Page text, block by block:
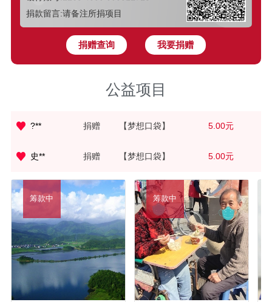
捐款留言:请备注所捐项目
捐赠查询 我要捐赠
公益项目
爱心网友 捐赠 【代理爸妈助养计划】 100.00元
【梦想口袋】
?** 捐赠 【梦想口袋】 5.00元
史** 捐赠 【梦想口袋】 5.00元
捐赠 5.00元
李** 捐赠 【星伙伴续航计划】 5.00元
S** 捐赠 【河北慈联月捐人计划】 5.00元
捐赠 【植爱行动】 5.00元
筹款中 筹款中